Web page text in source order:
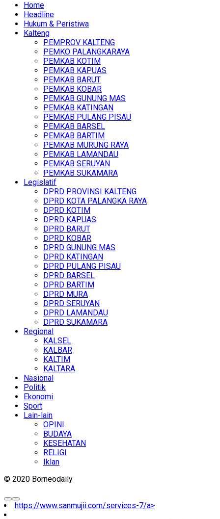
Home
Headline
Hukum & Peristiwa
Kalteng
PEMPROV KALTENG
PEMKO PALANGKARAYA
PEMKAB KOTIM
PEMKAB KAPUAS
PEMKAB BARUT
PEMKAB KOBAR
PEMKAB GUNUNG MAS
PEMKAB KATINGAN
PEMKAB PULANG PISAU
PEMKAB BARSEL
PEMKAB BARTIM
PEMKAB MURUNG RAYA
PEMKAB LAMANDAU
PEMKAB SERUYAN
PEMKAB SUKAMARA
Legislatif
DPRD PROVINSI KALTENG
DPRD KOTA PALANGKA RAYA
DPRD KOTIM
DPRD KAPUAS
DPRD BARUT
DPRD KOBAR
DPRD GUNUNG MAS
DPRD KATINGAN
DPRD PULANG PISAU
DPRD BARSEL
DPRD BARTIM
DPRD MURA
DPRD SERUYAN
DPRD LAMANDAU
DPRD SUKAMARA
Regional
KALSEL
KALBAR
KALTIM
KALTARA
Nasional
Politik
Ekonomi
Sport
Lain-lain
OPINI
BUDAYA
KESEHATAN
RELIGI
Iklan
© 2020 Borneodaily
https://www.sanmujii.com/services-7/a>